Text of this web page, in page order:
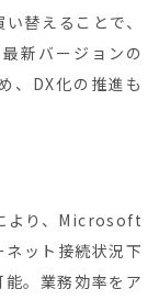
替えることで、
新バージョンの
、DX化の推進も
より、Microsoft
ット接続状況下
。業務効率をア